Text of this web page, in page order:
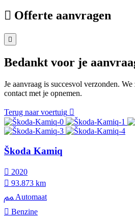
Offerte aanvragen
Bedankt voor je
Je aanvraag is succesvol verzonden.
contact met je opnemen.
Terug naar voertuig
Škoda Kamiq
2020
93.873 km
Automaat
Benzine